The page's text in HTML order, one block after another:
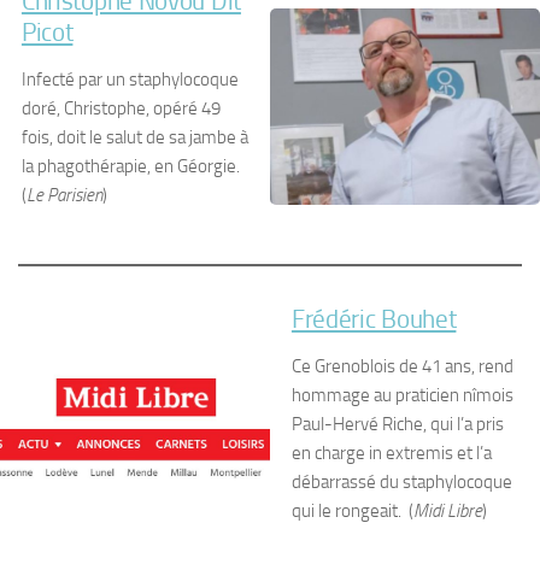
Picot
Infecté par un staphylocoque
doré, Christophe, opéré 49
fois, doit le salut de sa jambe à
la phagothérapie, en Géorgie.
(Le Parisien)
Frédéric Bouhet
Ce Grenoblois de 41 ans, rend
hommage au praticien nîmois
Paul-Hervé Riche, qui l’a pris
en charge in extremis et l’a
débarrassé du staphylocoque
qui le rongeait. (Midi Libre)